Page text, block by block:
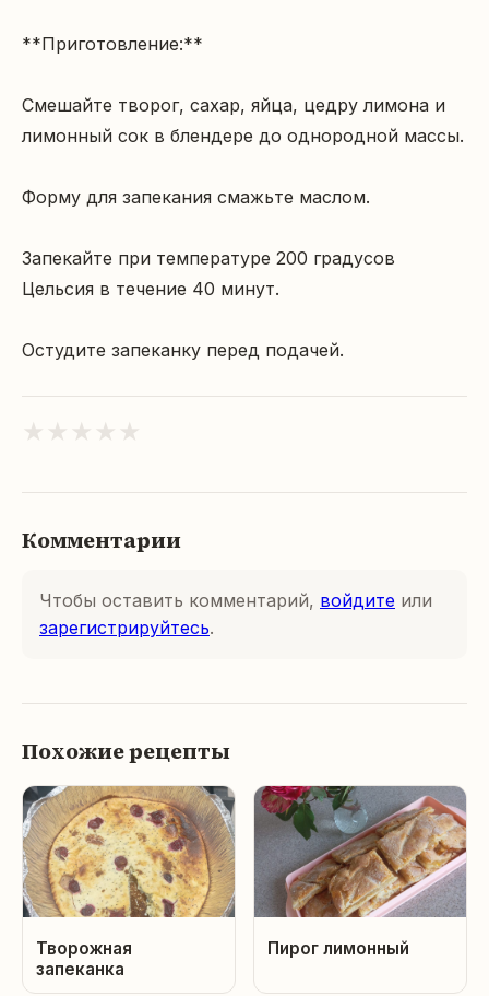
**Приготовление:**
Смешайте творог, сахар, яйца, цедру лимона и
лимонный сок в блендере до однородной массы.
Форму для запекания смажьте маслом.
Запекайте при температуре 200 градусов
Цельсия в течение 40 минут.
Остудите запеканку перед подачей.
★ ★ ★ ★ ★
Комментарии
Чтобы оставить комментарий, войдите или
зарегистрируйтесь.
Похожие рецепты
Творожная
запеканка
Пирог лимонный